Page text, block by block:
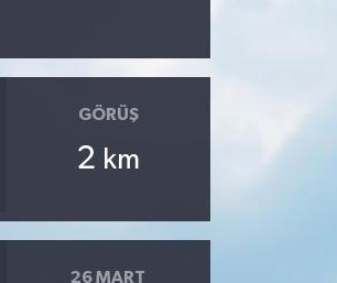
GÖRÜŞ
2 km
26 MART